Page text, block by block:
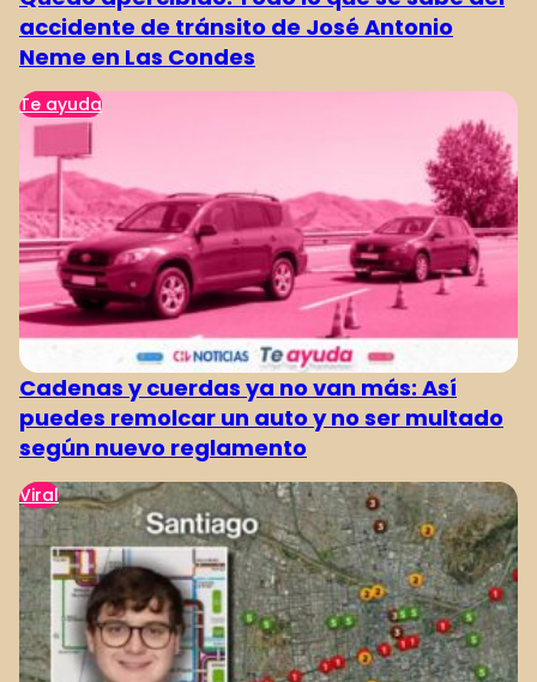
accidente de tránsito de José Antonio
Neme en Las Condes
Te ayuda
Cadenas y cuerdas ya no van más: Así
puedes remolcar un auto y no ser multado
según nuevo reglamento
Viral